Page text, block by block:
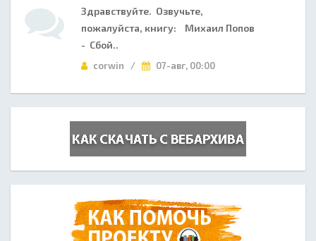
Здравствуйте. Озвучьте,
пожалуйста, книгу: Михаил Попов
- Сбой..
corwin / 07-авг, 00:00